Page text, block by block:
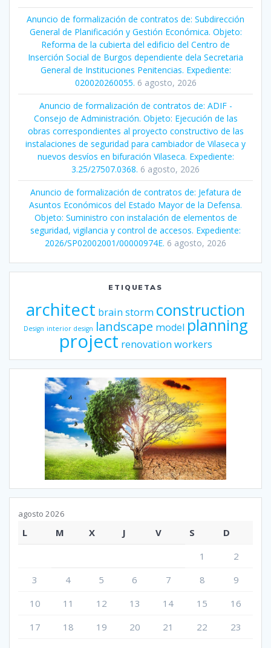
Anuncio de formalización de contratos de: Subdirección
General de Planificación y Gestión Económica. Objeto:
Reforma de la cubierta del edificio del Centro de
Inserción Social de Burgos dependiente dela Secretaria
General de Instituciones Penitencias. Expediente:
020020260055. 6 agosto, 2026
Anuncio de formalización de contratos de: ADIF -
Consejo de Administración. Objeto: Ejecución de las
obras correspondientes al proyecto constructivo de las
instalaciones de seguridad para cambiador de Vilaseca y
nuevos desvíos en bifuración Vilaseca. Expediente:
3.25/27507.0368. 6 agosto, 2026
Anuncio de formalización de contratos de: Jefatura de
Asuntos Económicos del Estado Mayor de la Defensa.
Objeto: Suministro con instalación de elementos de
seguridad, vigilancia y control de accesos. Expediente:
2026/SP02002001/00000974E. 6 agosto, 2026
ETIQUETAS
architect brain storm construction
Design interior design landscape model planning
project renovation workers
agosto 2026
L M X J V S
D
1
2
3
4 5 6 7 8
9
10
11 12 13 14 15
16
17
18 19 20 21 22
23